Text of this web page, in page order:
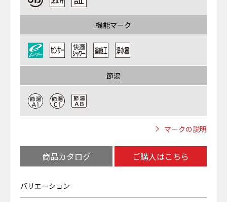
機能マーク
節湯
マークの説明
商品カタログ ご購入はこちら
バリエーション